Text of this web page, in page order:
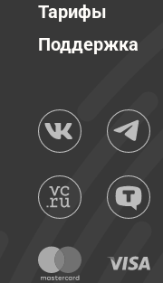
Тарифы
Поддержка